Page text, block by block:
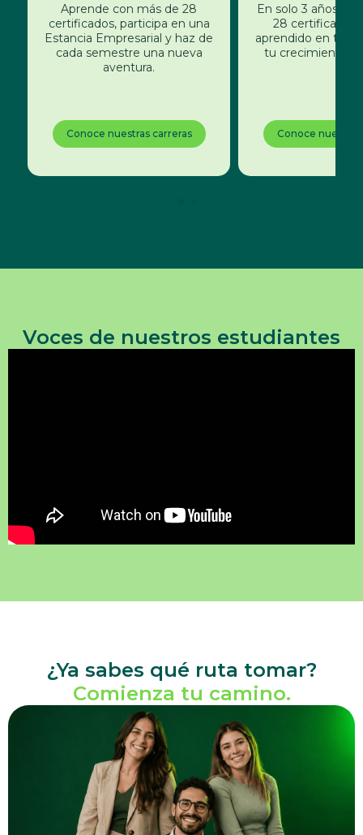
Aprende con más de 28
certificados, participa en una
Estancia Empresarial y haz de
cada semestre una nueva
aventura.
Conoce nuestras carreras
En solo 3 años,
28 certificados,
aprendido en tu
tu crecimiento a
Conoce nuestras
Voces de nuestros estudiantes
¿Ya sabes qué ruta tomar?
Comienza tu camino.